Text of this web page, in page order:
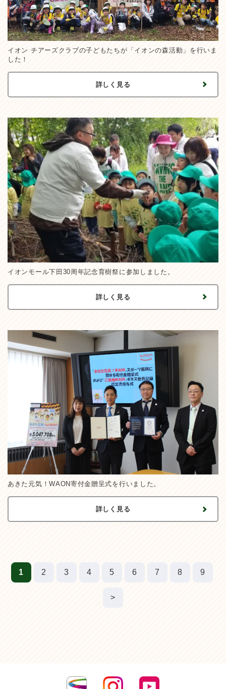
イオン チアーズクラブの子どもたちが「イオンの森活動」を行いま
した！
詳しく見る
イオンモール下田30周年記念育樹祭に参加しました。
詳しく見る
あきた元気！WAON寄付金贈呈式を行いました。
詳しく見る
1 2 3 4 5 6 7 8 9
>